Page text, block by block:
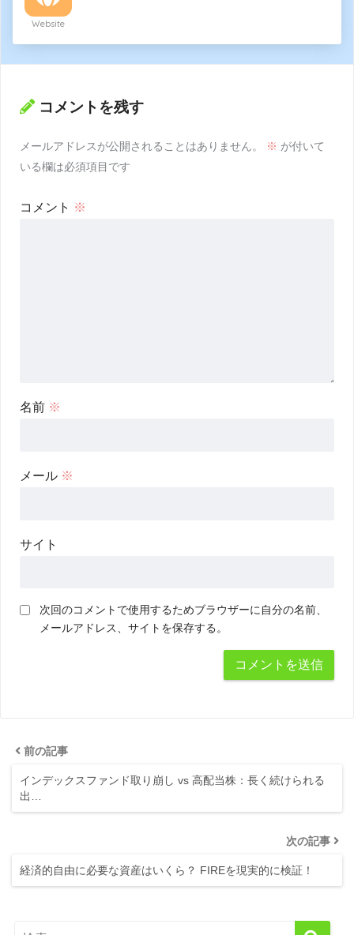
Website
コメントを残す
メールアドレスが公開されることはありません。 ※ が付いて
いる欄は必須項目です
コメント ※
名前 ※
メール ※
サイト
次回のコメントで使用するためブラウザーに自分の名前、
メールアドレス、サイトを保存する。
前の記事
インデックスファンド取り崩し vs 高配当株：長く続けられる
出…
次の記事
経済的自由に必要な資産はいくら？ FIREを現実的に検証！